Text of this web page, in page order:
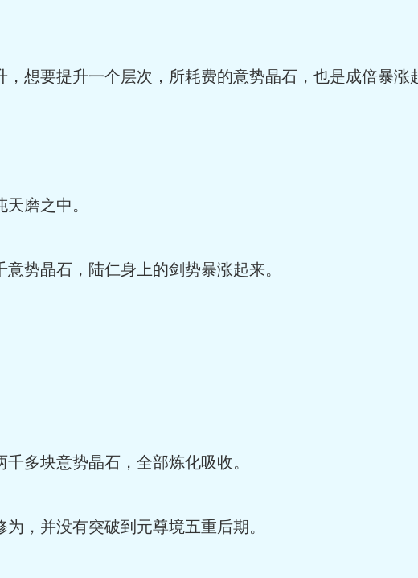
想要提升一个层次，所耗费的意势晶石，也是成倍暴涨
磨之中。
势晶石，陆仁身上的剑势暴涨起来。
多块意势晶石，全部炼化吸收。
，并没有突破到元尊境五重后期。